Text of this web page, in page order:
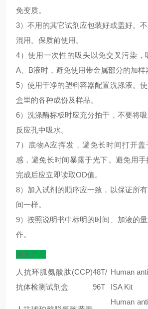
免变质。
3）不用的其它试剂应包装好或盖好。
混用。保质前使用。
4）使用一次性的吸头以免交叉污染，
A、B液时，避免使用带金属部分的加样
5）使用干净的塑料容器配置洗涤液。
盒里的各种成份及样品。
6）洗涤酶标板时应充分拍干，不要将
反应孔中吸水。
7）底物A应挥发，避免长时间打开
感，避免长时间暴露于光下。避免用
完成后应立即读取OD值。
8）加入试剂的顺序应一致，以保证所
间一样。
9）按照说明书中标明的时间、加液的
作。
相关产品
人抗环胍氨酸肽(CCP)
抗体检测试剂盒
48T/
96T
Human
ISA Kit
Human